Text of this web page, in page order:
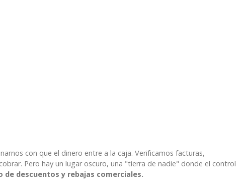
con que el dinero entre a la caja. Verificamos facturas,
Pero hay un lugar oscuro, una "tierra de nadie" donde el control
de descuentos y rebajas comerciales.